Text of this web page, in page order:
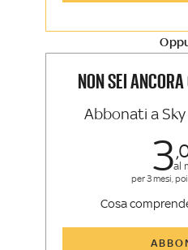
Sport e Sky TG24
La newsletter
NON SEI
Abbonati a
3al
per 3 mesi,
Cosa